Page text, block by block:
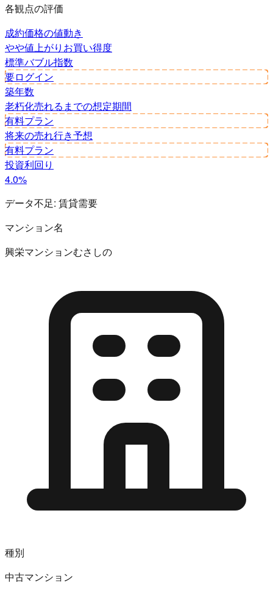
各観点の評価
成約価格の値動き
やや値上がり お買い得度
標準バブル指数
要ログイン
築年数
老朽化売れるまでの想定期間
有料プラン
将来の売れ行き予想
有料プラン
投資利回り
4.0%
データ不足: 賃貸需要
マンション名
興栄マンションむさしの
種別
中古マンション